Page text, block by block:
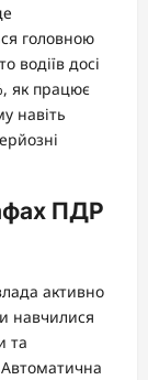
головною
водіїв досі
як працює
навіть
ПДР
активно
навчилися
та